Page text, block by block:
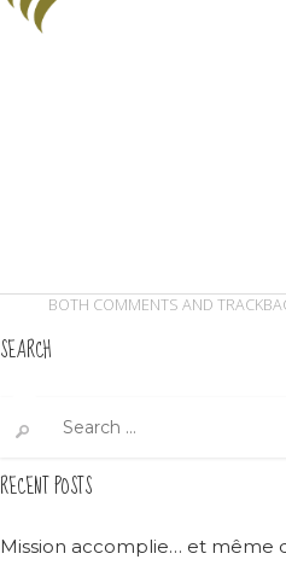
BOTH COMMENTS AND
SEARCH
for:
RECENT POSTS
Mission accomplie… et même